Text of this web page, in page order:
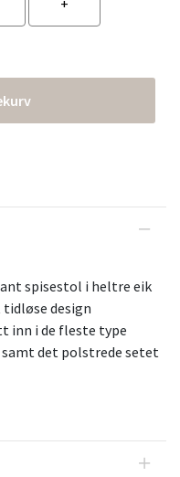
spisestol i heltre eik
design
inn i de fleste type
det polstrede setet